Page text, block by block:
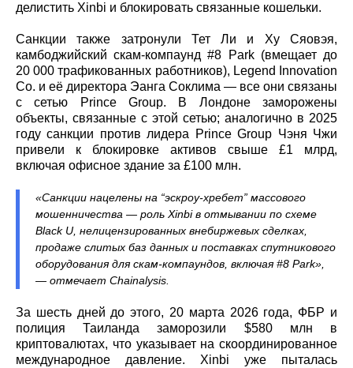
делистить Xinbi и блокировать связанные кошельки.
Санкции также затронули Тет Ли и Ху Сяовэя,
камбоджийский скам-компаунд #8 Park (вмещает до
20 000 трафикованных работников), Legend Innovation
Co. и её директора Эанга Соклима — все они связаны
с сетью Prince Group. В Лондоне заморожены
объекты, связанные с этой сетью; аналогично в 2025
году санкции против лидера Prince Group Чэня Чжи
привели к блокировке активов свыше £1 млрд,
включая офисное здание за £100 млн.
«Санкции нацелены на “эскроу-хребет” массового
мошенничества — роль Xinbi в отмывании по схеме
Black U, нелицензированных внебиржевых сделках,
продаже слитых баз данных и поставках спутникового
оборудования для скам-компаундов, включая #8 Park»,
— отмечает Chainalysis.
За шесть дней до этого, 20 марта 2026 года, ФБР и
полиция Таиланда заморозили $580 млн в
криптовалютах, что указывает на скоординированное
международное давление. Xinbi уже пыталась